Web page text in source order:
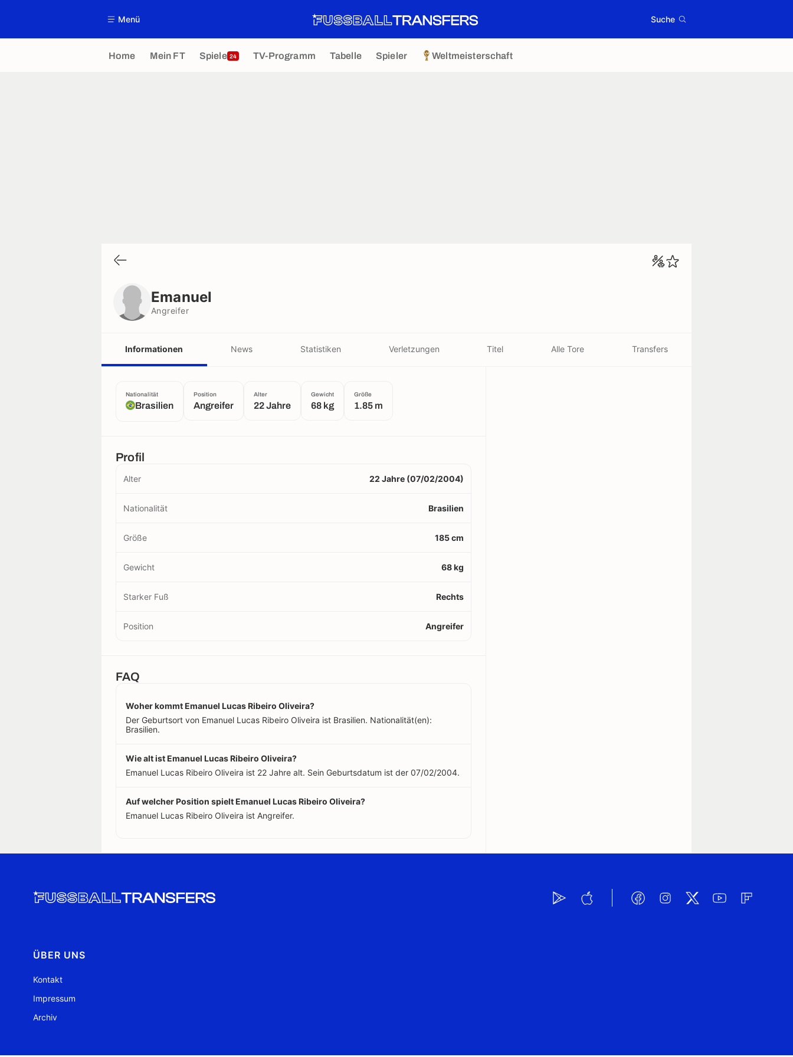
Menü Suche
Home Mein FT Spiele 24 TV-Programm Tabelle Spieler Weltmeisterschaft
Emanuel
Angreifer
Informationen News Statistiken Verletzungen Titel Alle Tore Transfers
Nationalität
Brasilien
Position
Angreifer
Alter
22 Jahre
Gewicht
68 kg
Größe
1.85 m
Profil
Alter 22 Jahre (07/02/2004)
Nationalität Brasilien
Größe 185 cm
Gewicht 68 kg
Starker Fuß Rechts
Position Angreifer
FAQ
Woher kommt Emanuel Lucas Ribeiro Oliveira?
Der Geburtsort von Emanuel Lucas Ribeiro Oliveira ist Brasilien. Nationalität(en):
Brasilien.
Wie alt ist Emanuel Lucas Ribeiro Oliveira?
Emanuel Lucas Ribeiro Oliveira ist 22 Jahre alt. Sein Geburtsdatum ist der 07/02/2004.
Auf welcher Position spielt Emanuel Lucas Ribeiro Oliveira?
Emanuel Lucas Ribeiro Oliveira ist Angreifer.
ÜBER UNS
Kontakt
Impressum
Archiv